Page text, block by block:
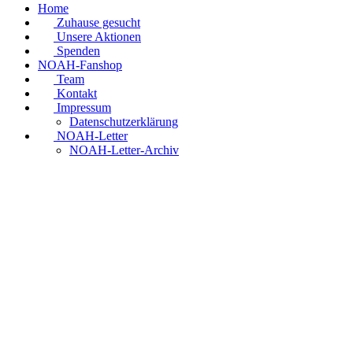
Home
Zuhause gesucht
Unsere Aktionen
Spenden
NOAH-Fanshop
Team
Kontakt
Impressum
Datenschutzerklärung
NOAH-Letter
NOAH-Letter-Archiv